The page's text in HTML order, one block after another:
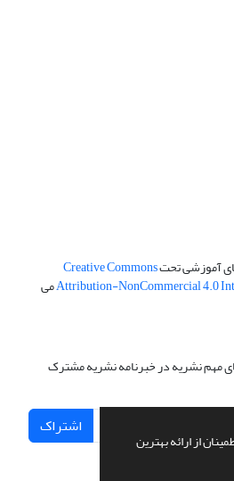
از ارائه بهترین
آموزشی تحتCreative Commons
Attribution-NonCommercial 4.0می
مهم نشریه در خبرنامه نشریه مشترک
اشتراک